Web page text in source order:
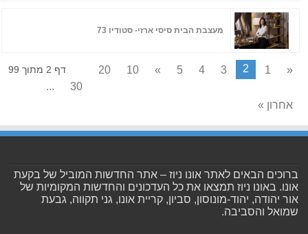
מעצבת הבית סיסי ארזי- סטודיו 73
דף 2 מתוך 99 «
1
2
3
4
5
»
10
20
30
...
אחרון »
ברוכים הבאים לאתר אונו ניוז – אתר החדשות המוביל של בקעת
אונו. באונו ניוז תמצאו את כל העדכונים והחדשות המקומיות של
אור יהודה, יהוד-מונוסון, סביון, קריית אונו, גני תקווה, גבעת
שמואל והסביבה.